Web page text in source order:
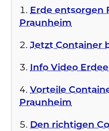
Erde entsorgen
Praunheim
Jetzt Container
Info Video
Vorteile
Praunheim
Den richtigen